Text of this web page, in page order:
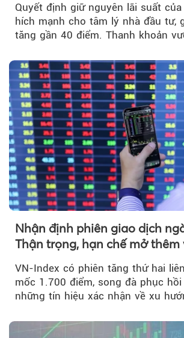
Quyết định giữ nguyên lãi suất
hích mạnh cho tâm lý nhà đầu tư,
tăng gần 40 điểm. Thanh khoản
Nhận định phiên giao dịch
Thận trọng, hạn chế mở thêm
VN-Index có phiên tăng thứ hai
mốc 1.700 điểm, song đà phục
những tín hiệu xác nhận về xu